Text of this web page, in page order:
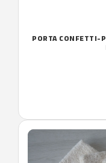
PORTA CONFETTI-